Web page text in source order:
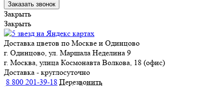
Заказать звонок
Закрыть
Закрыть
Доставка цветов по Москве и Одинцово
г. Одинцово, ул. Маршала Неделина 9
г. Москва, улица Космонавта Волкова, 18 (офис)
Доставка - круглосуточно
8 800 201-39-18 Перезвонить